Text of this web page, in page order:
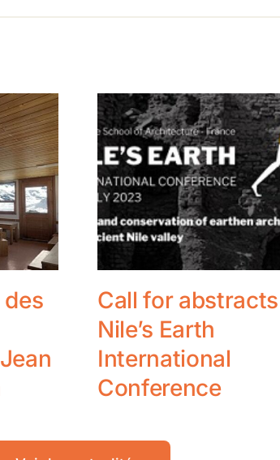
Call for
Nile’s Earth
International
Conference